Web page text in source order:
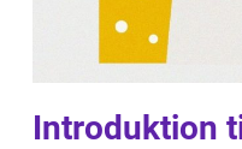
Introduktion